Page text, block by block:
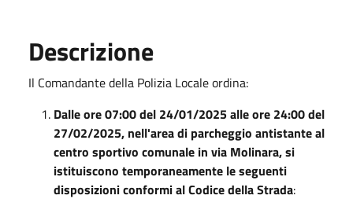
Descrizione
Il Comandante della Polizia Locale ordina:
Dalle ore 07:00 del 24/01/2025 alle ore 24:00 del
27/02/2025, nell'area di parcheggio antistante al
centro sportivo comunale in via Molinara, si
istituiscono temporaneamente leseguenti
disposizioni conformi al Codice della Strada: